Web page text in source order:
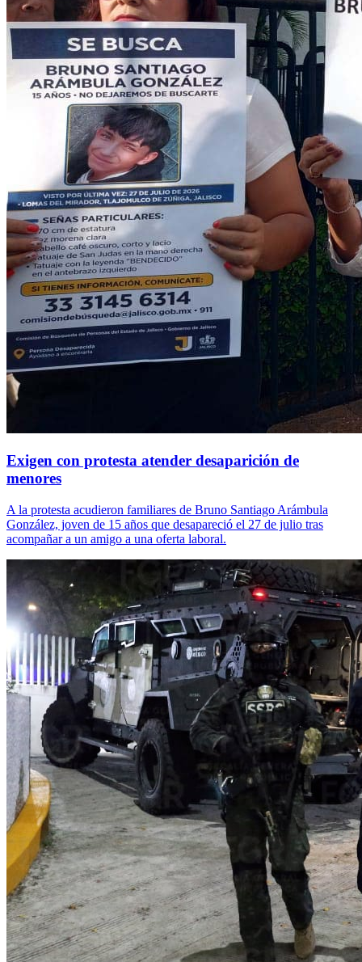
Exigen con protesta atender desaparición de
menores
A la protesta acudieron familiares de Bruno Santiago Arámbula
González, joven de 15 años que desapareció el 27 de julio tras
acompañar a un amigo a una oferta laboral.